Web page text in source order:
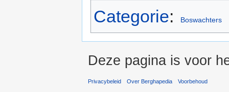
Categorie: Boswachters
Deze pagina is voor
Privacybeleid Over Berghapedia Voorbehoud